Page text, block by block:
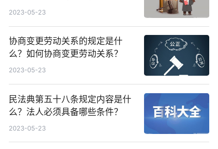
2023-05-23
协商变更劳动关系的规定是什
么？如何协商变更劳动关系？
2023-05-23
民法典第五十八条规定内容是什
么？法人必须具备哪些条件？
2023-05-23